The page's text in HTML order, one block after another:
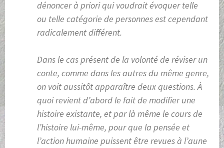
dénoncer à priori qui voudrait évoquer telle
ou telle catégorie de personnes est cependant
radicalement différent.
Dans le cas présent de la volonté de réviser un
conte, comme dans les autres du même genre,
on voit aussitôt apparaître deux questions. À
quoi revient d’abord le fait de modifier une
histoire existante, et par là même le cours de
l’histoire lui-même, pour que la pensée et
l’action humaine puissent être revues à l’aune